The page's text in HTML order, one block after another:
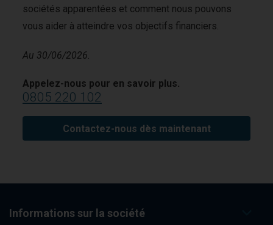
sociétés apparentées et comment nous pouvons
vous aider à atteindre vos objectifs financiers.
Au 30/06/2026.
Appelez-nous pour en savoir plus.
0805 220 102
Contactez-nous dès maintenant
Informations sur la société